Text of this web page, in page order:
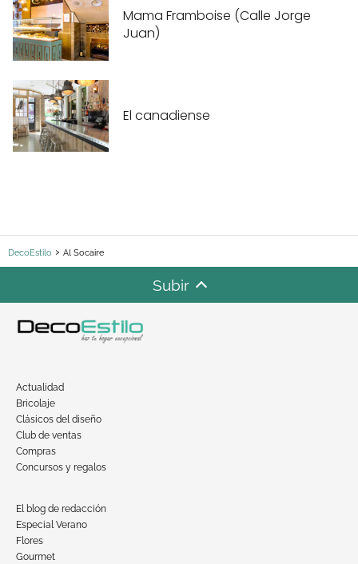
Mama Framboise (Calle Jorge
Juan)
El canadiense
DecoEstilo Al Socaire
Subir
Actualidad
Bricolaje
Clásicos del diseño
Club de ventas
Compras
Concursos y regalos
El blog de redacción
Especial Verano
Flores
Gourmet